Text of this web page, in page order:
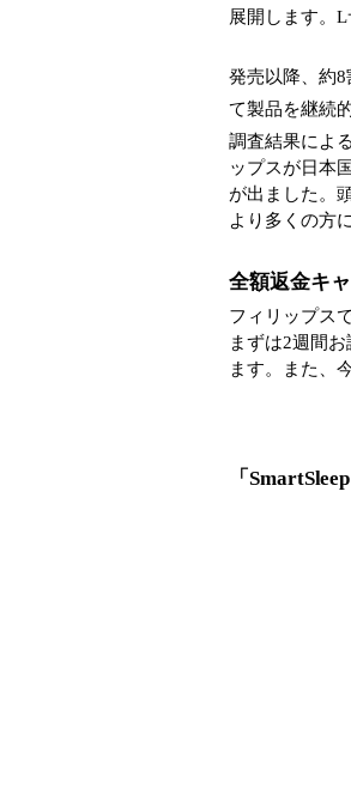
展開します。
発売以降、約8
て製品を継続
調査結果によ
ップスが日本
が出ました。
より多くの方
全額返金キ
フィリップス
まずは2週間
ます。また、
「